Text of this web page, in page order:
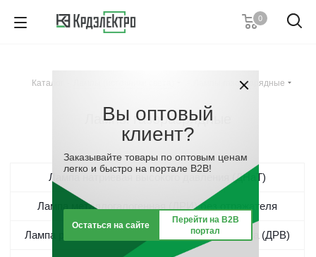
0
Каталог Лампы газоразрядные
Лампы газоразрядные
Лампа натриевая высокого давления (ДНаТ)
Лампа металлогалогенная (ДРИ) без отражателя
Лампа ртутно-вольфрамовая смешанного света (ДРВ)
Вы оптовый
клиент?
Заказывайте товары по оптовым ценам
легко и быстро на портале B2B!
Остаться на сайте
Перейти на B2B
портал